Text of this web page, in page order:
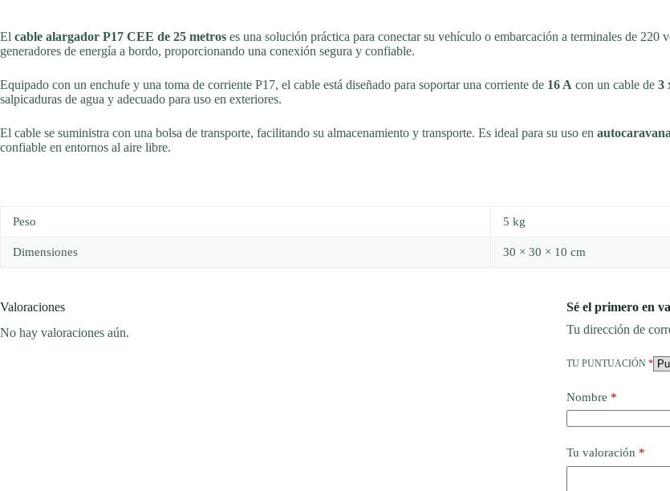
El cable alargador P17 CEE de 25 metros es una solución práctica para conectar su vehículo o embarcación a terminales de
generadores de energía a bordo, proporcionando una conexión segura y confiable.
Equipado con un enchufe y una toma de corriente P17, el cable está diseñado para soportar una corriente de 16 A con un cable de 3
salpicaduras de agua y adecuado para uso en exteriores.
El cable se suministra con una bolsa de transporte, facilitando su almacenamiento y transporte. Es ideal para su uso en
confiable en entornos al aire libre.
Peso 5 kg
Dimensiones 30 × 30 × 10 cm
Valoraciones
No hay valoraciones aún.
Sé el primero en
Tu dirección de
TU PUNTUACIÓN *
Nombre *
Tu valoración *